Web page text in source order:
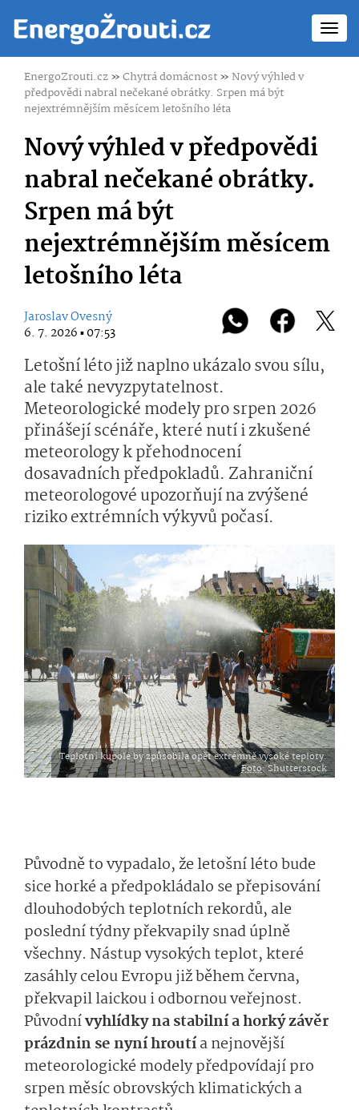
EnergoZrouti.cz»Chytrá domácnost»Nový výhled v
předpovědi nabral nečekané obrátky. Srpen má být
nejextrémnějším měsícem letošního léta
Nový výhled v předpovědi
nabral nečekané obrátky.
Srpen má být
nejextrémnějším měsícem
letošního léta
Jaroslav Ovesný
6. 7. 2026 ▪ 07:53
Letošní léto již naplno ukázalo svou sílu,
ale také nevyzpytatelnost.
Meteorologické modely pro srpen 2026
přinášejí scénáře, které nutí i zkušené
meteorology k přehodnocení
dosavadních předpokladů. Zahraniční
meteorologové upozorňují na zvýšené
riziko extrémních výkyvů počasí.
Teplotní kupole by způsobila opět extrémně vysoké teploty.
Foto: Shutterstock
Původně to vypadalo, že letošní léto bude
sice horké a předpokládalo se přepisování
dlouhodobých teplotních rekordů, ale
poslední týdny překvapily snad úplně
všechny. Nástup vysokých teplot, které
zasáhly celou Evropu již během června,
překvapil laickou i odbornou veřejnost.
Původnívyhlídky na stabilní a horký závěr
prázdnin se nyní hroutía nejnovější
meteorologické modely předpovídají pro
srpen měsíc obrovských klimatických a